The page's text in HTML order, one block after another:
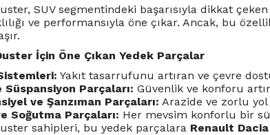
SUV segmentindeki başarısıyla dikkat
ve performansıyla öne çıkar. Ancak, bu
İçin Öne Çıkan Yedek Parçalar
Yakıt tasarrufunu artıran ve çevre
Süspansiyon Parçaları: Güvenlik ve konforu
ve Şanzıman Parçaları: Arazide ve zorlu
Soğutma Parçaları: Her mevsim konforlu bir
sahipleri, bu yedek parçalara Renault